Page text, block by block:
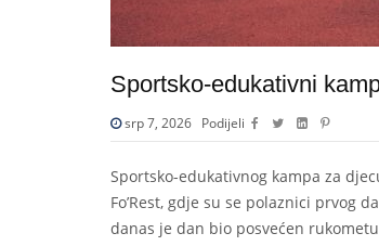
Sportsko-edukativni
srp 7, 2026 Podijeli
Sportsko-edukativnog kampa za
Fo’Rest, gdje su se polaznici prvog
danas je dan bio posvećen